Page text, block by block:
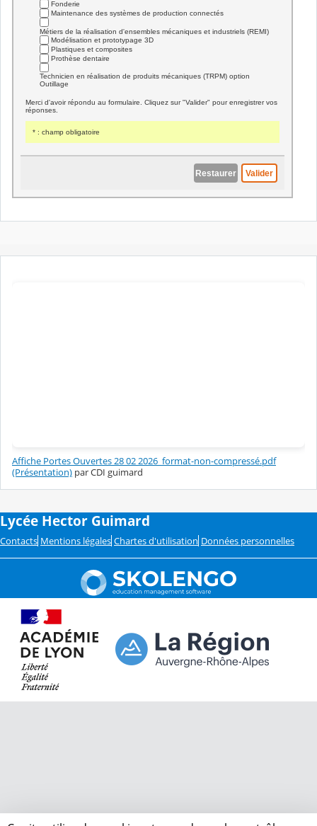
Affiche Portes Ouvertes 28 02 2026_format-non-compressé.pdf
(Présentation) par CDI guimard
Lycée Hector Guimard
Contacts Mentions légales Chartes d'utilisation Données personnelles